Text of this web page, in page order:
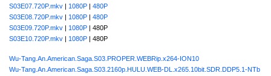
S03E07.720P.mkv | 1080P | 480P
S03E08.720P.mkv | 1080P | 480P
S03E09.720P.mkv | 1080P | 480P
S03E10.720P.mkv | 1080P | 480P
Wu-Tang.An.American.Saga.S03.PROPER.WEBRip.x264-ION10
Wu-Tang.An.American.Saga.S03.2160p.HULU.WEB-DL.x265.10bit.SDR.DDP5.1-NTb